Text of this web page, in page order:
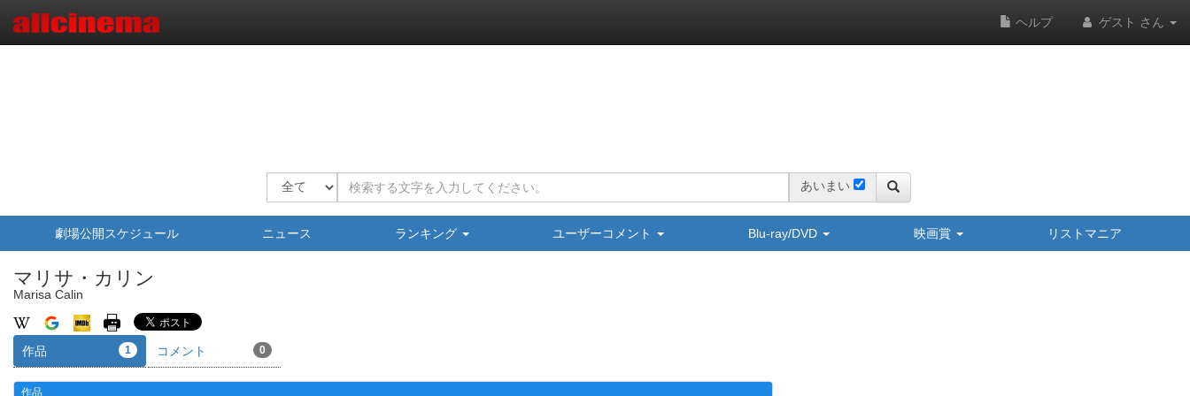
ヘルプ ゲスト さん
あいまい
劇場公開スケジュール ニュース ランキング ユーザーコメント Blu-ray/DVD 映画賞 リストマニア
マリサ・カリン
Marisa Calin
作品 1 コメント 0
作品